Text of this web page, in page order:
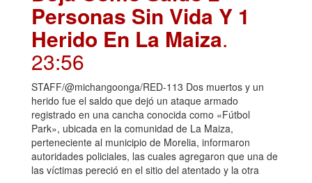
Personas Sin Vida Y 1
Herido En La Maiza.
23:56
STAFF/@michangoonga/RED-113 Dos muertos y un
herido fue el saldo que dejó un ataque armado
registrado en una cancha conocida como «Fútbol
Park», ubicada en la comunidad de La Maiza,
perteneciente al municipio de Morelia, informaron
autoridades policiales, las cuales agregaron que una de
las víctimas pereció en el sitio del atentado y la otra